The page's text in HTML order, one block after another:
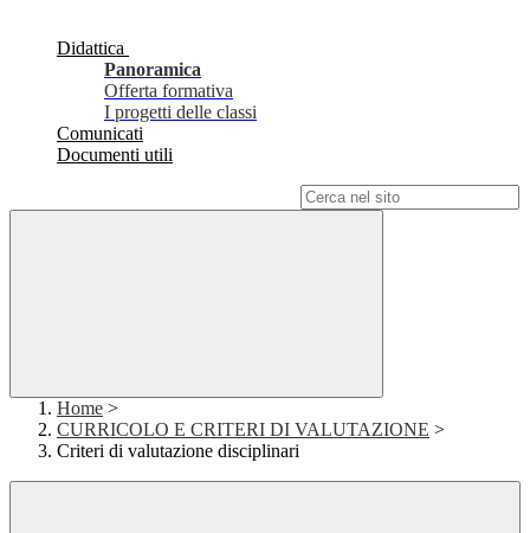
Didattica
Panoramica
Offerta formativa
I progetti delle classi
Comunicati
Documenti utili
Home >
CURRICOLO E CRITERI DI VALUTAZIONE >
Criteri di valutazione disciplinari